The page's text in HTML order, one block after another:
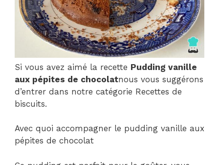
Si vous avez aimé la recette Pudding vanille
aux pépites de chocolatnous vous suggérons
d’entrer dans notre catégorie Recettes de
biscuits.
Avec quoi accompagner le pudding vanille aux
pépites de chocolat